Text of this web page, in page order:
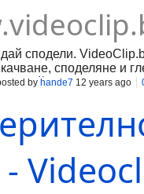
сподели.
споделяне и
плейлисти и
by hande7 12 years ago
-